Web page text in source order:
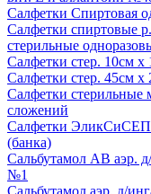
Салфетки Спиртовая
Салфетки спиртовые
стерильные
Салфетки стер. 10см
Салфетки стер. 45см
Салфетки стерильные
сложений
Салфетки
(банка)
Сальбутамол АВ аэр.
№1
Сальбутамол аэр. д/